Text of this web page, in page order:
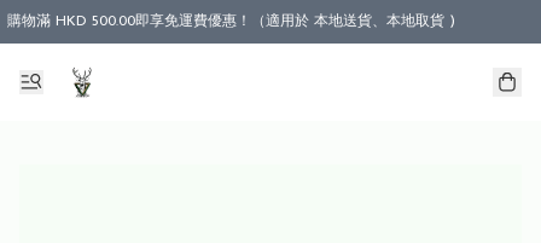
購物滿 HKD 500.00即享免運費優惠！（適用於 本地送貨、本地取貨 )